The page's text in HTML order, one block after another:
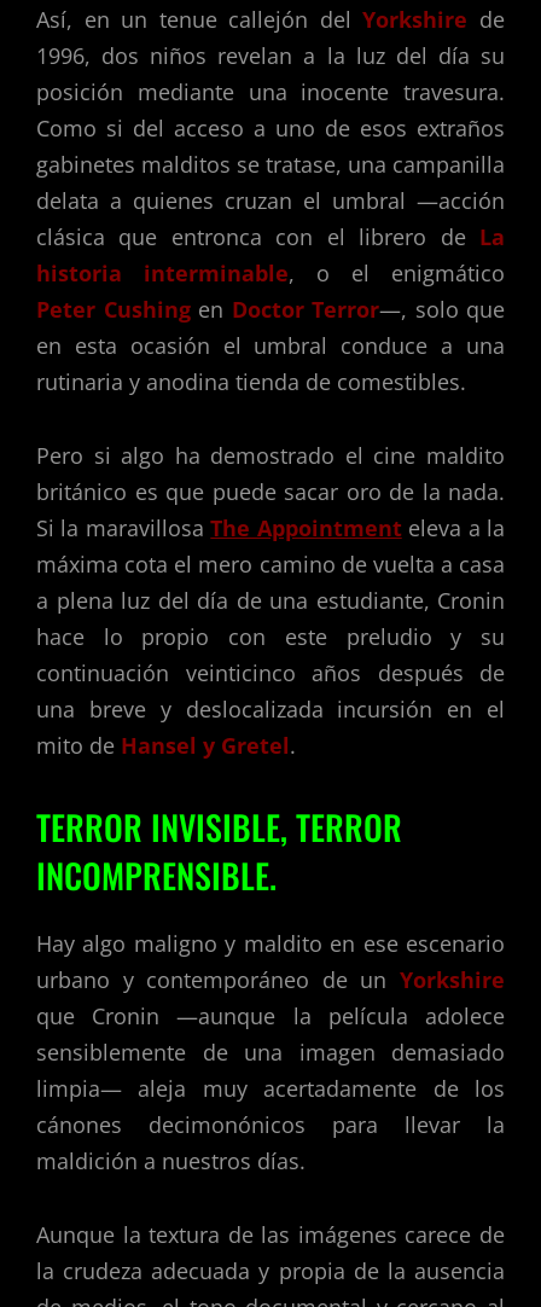
Así, en un tenue callejón delYorkshire de
1996, dos niños revelan a la luz del día su
posición mediante una inocente travesura.
Como si del acceso a uno de esos extraños
gabinetes malditos se tratase, una campanilla
delata a quienes cruzan el umbral —acción
clásica que entronca con el librero de La
historia interminable, o el enigmático
Peter Cushingen Doctor Terror—, solo que
en esta ocasión el umbral conduce a una
rutinaria y anodina tienda de comestibles.
Pero si algo ha demostrado el cine maldito
británico es que puede sacar oro de la nada.
Si la maravillosaThe Appointmenteleva a la
máxima cota el mero camino de vuelta a casa
a plena luz del día de una estudiante, Cronin
hace lo propio con este preludio y su
continuación veinticinco años después de
una breve y deslocalizada incursión en el
mito de Hansel y Gretel.
TERROR INVISIBLE, TERROR
INCOMPRENSIBLE.
Hay algo maligno y maldito en ese escenario
urbano y contemporáneo de un Yorkshire
que Cronin —aunque la película adolece
sensiblemente de una imagen demasiado
limpia— aleja muy acertadamente de los
cánones decimonónicos para llevar la
maldición a nuestros días.
Aunque la textura de las imágenes carece de
la crudeza adecuada y propia de la ausencia